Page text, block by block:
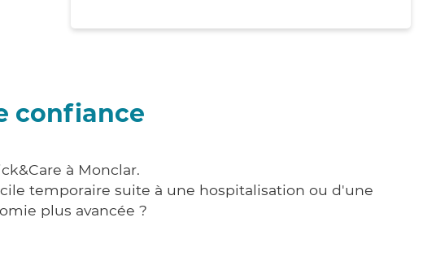
confiance
à Monclar.
temporaire suite à une hospitalisation ou d'une
plus avancée ?